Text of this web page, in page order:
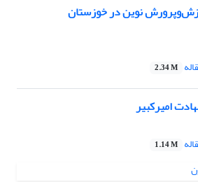
نوین در خوزستان
2.34 M
امیرکبیر
1.14 M